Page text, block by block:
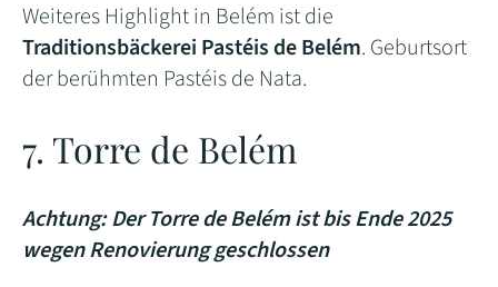
Weiteres Highlight in Belém ist die
Traditionsbäckerei Pastéis de Belém. Geburtsort
der berühmten Pastéis de Nata.
7. Torre de Belém
Achtung: Der Torre de Belém ist bis Ende 2025
wegen Renovierung geschlossen